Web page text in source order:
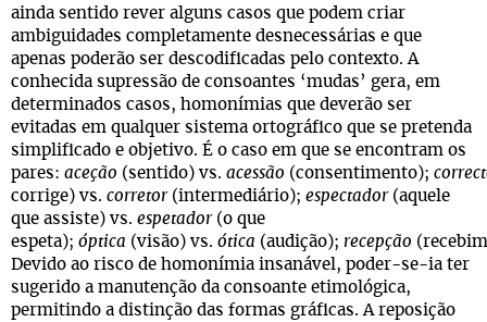
ainda sentido rever alguns casos que podem criar
ambiguidades completamente desnecessárias e que
apenas poderão ser descodificadas pelo contexto. A
conhecida supressão de consoantes ‘mudas’ gera, em
determinados casos, homonímias que deverão ser
evitadas em qualquer sistema ortográfico que se pretenda
simplificado e objetivo. É o caso em que se encontram os
pares: aceção (sentido) vs. acessão (consentimento);
corrige) vs. corretor (intermediário); espectador (aquele
que assiste) vs. espetador (o que
espeta); óptica (visão) vs. ótica (audição); recepção
Devido ao risco de homonímia insanável, poder-se-ia ter
sugerido a manutenção da consoante etimológica,
permitindo a distinção das formas gráficas. A reposição